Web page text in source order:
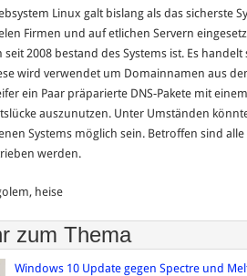
Linux galt bislang als das sicherste
Firmen und auf etlichen Servern
seit 2008 bestand des Systems ist. Es
wird verwendet um Domainnamen aus
ein Paar präparierte DNS-Pakete mit
auszunutzen. Unter Umständen
Systems möglich sein. Betroffen sind
werden.
heise
zum Thema
Windows 10 Update gegen Spectre und